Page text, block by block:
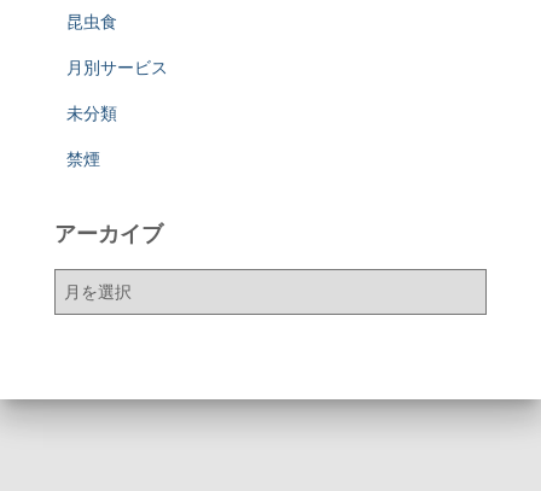
昆虫食
月別サービス
未分類
禁煙
アーカイブ
ア